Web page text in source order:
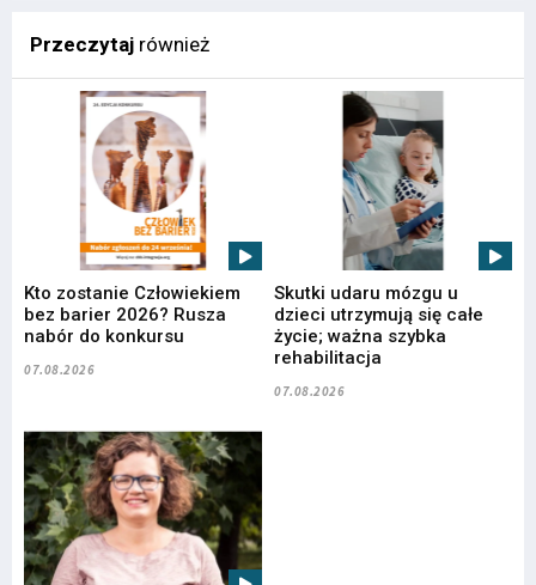
Przeczytaj również
Kto zostanie Człowiekiem
bez barier 2026? Rusza
nabór do konkursu
07.08.2026
Skutki udaru mózgu u
dzieci utrzymują się całe
życie; ważna szybka
rehabilitacja
07.08.2026